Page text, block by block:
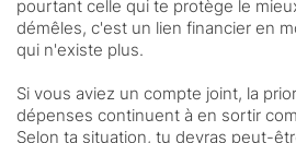
pourtant celle qui te protège le
démêles, c'est un lien financier en
qui n'existe plus.
Si vous aviez un compte joint, la
dépenses continuent à en sortir
Selon ta situation, tu devras peut-